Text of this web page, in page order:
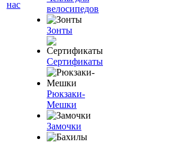
нас
велосипедов
Зонты
Сертификаты
Рюкзаки-
Мешки
Замочки